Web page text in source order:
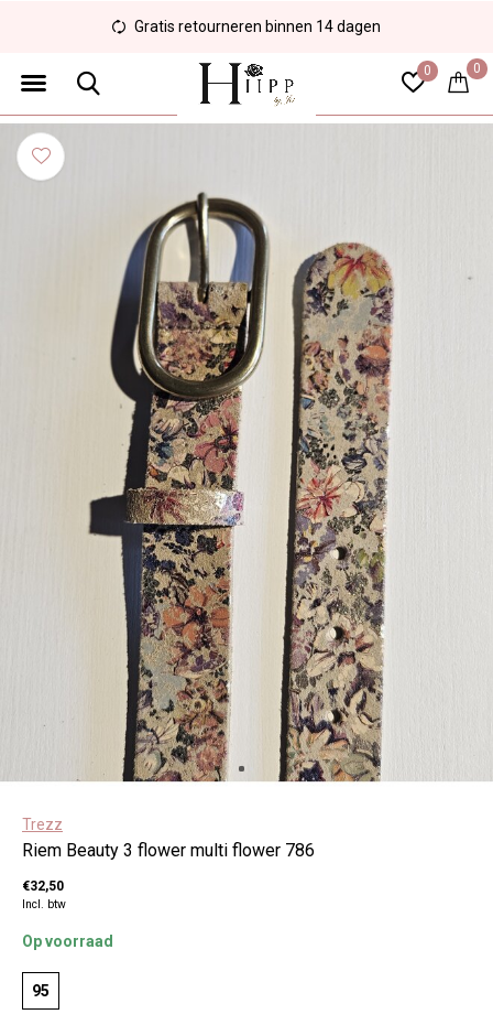
0 0
Veilig en eenvoudig betalen
Trezz
Riem Beauty 3 flower multi flower 786
€32,50
Incl. btw
Op voorraad
95